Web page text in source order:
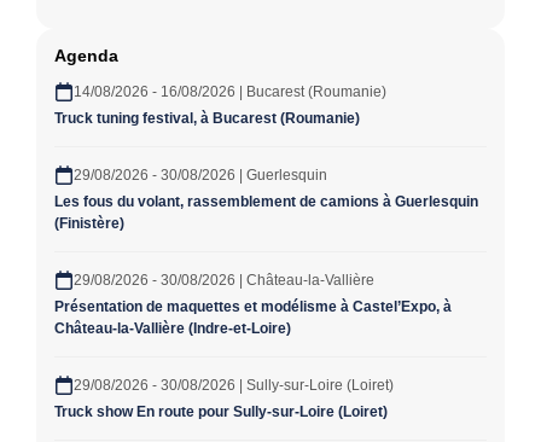
Agenda
14/08/2026 - 16/08/2026 | Bucarest (Roumanie)
Truck tuning festival, à Bucarest (Roumanie)
29/08/2026 - 30/08/2026 | Guerlesquin
Les fous du volant, rassemblement de camions à Guerlesquin
(Finistère)
29/08/2026 - 30/08/2026 | Château-la-Vallière
Présentation de maquettes et modélisme à Castel’Expo, à
Château-la-Vallière (Indre-et-Loire)
29/08/2026 - 30/08/2026 | Sully-sur-Loire (Loiret)
Truck show En route pour Sully-sur-Loire (Loiret)